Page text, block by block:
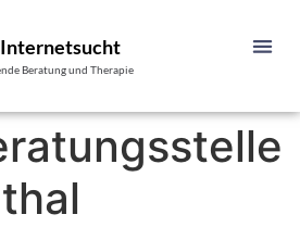
Beratung und Therapie